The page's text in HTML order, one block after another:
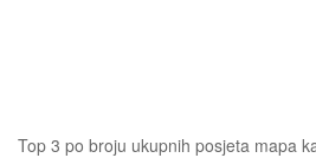
Top 3 po broju ukupnih posjeta mapa